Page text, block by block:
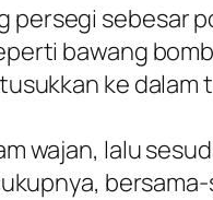
persegi sebesar
bawang
ke
wajan, lalu